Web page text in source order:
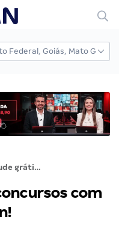
Estude grátis para concursos com os materiais do Gran!
com